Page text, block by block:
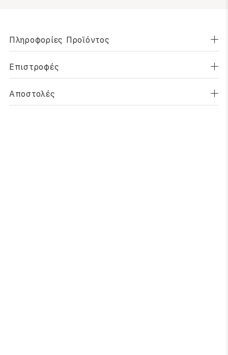
Πληροφορίες Προϊόντος
Επιστροφές
Αποστολές